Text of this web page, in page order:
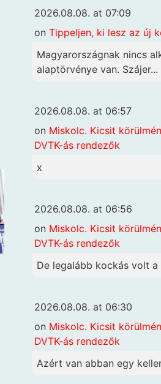
2026.08.08. at 07:09
on Tippeljen, ki lesz az új
Magyarországnak nincs
alaptörvénye van. Szájer...
2026.08.08. at 06:57
on Miskolc. Kicsit
DVTK-ás rendezők
x
2026.08.08. at 06:56
on Miskolc. Kicsit
DVTK-ás rendezők
De legalább kockás volt a
2026.08.08. at 06:30
on Miskolc. Kicsit
DVTK-ás rendezők
Azért van abban egy